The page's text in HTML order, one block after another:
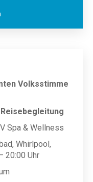
Volksstimme
Spa & Wellness
Whirlpool,
20:00 Uhr